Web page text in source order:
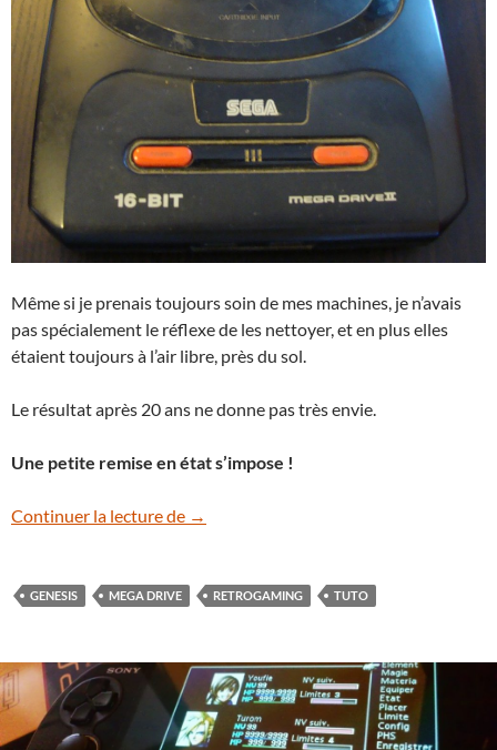
Même si je prenais toujours soin de mes machines, je n’avais
pas spécialement le réflexe de les nettoyer, et en plus elles
étaient toujours à l’air libre, près du sol.
Le résultat après 20 ans ne donne pas très envie.
Une petite remise en état s’impose !
Continuer la lecture de [Tuto] Mega Drive II – Résurrection
→
GENESIS MEGA DRIVE RETROGAMING TUTO